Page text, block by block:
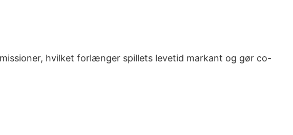
hvilket forlænger spillets levetid markant og gør co-